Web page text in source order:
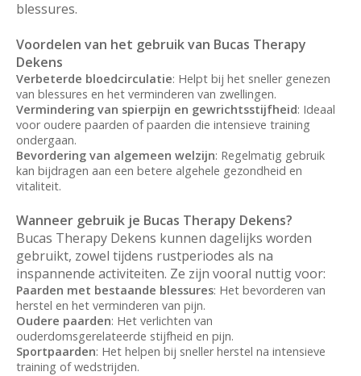
blessures.
Voordelen van het gebruik van Bucas Therapy
Dekens
Verbeterde bloedcirculatie: Helpt bij het sneller genezen
van blessures en het verminderen van zwellingen.
Vermindering van spierpijn en gewrichtsstijfheid: Ideaal
voor oudere paarden of paarden die intensieve training
ondergaan.
Bevordering van algemeen welzijn: Regelmatig gebruik
kan bijdragen aan een betere algehele gezondheid en
vitaliteit.
Wanneer gebruik je Bucas Therapy Dekens?
Bucas Therapy Dekens kunnen dagelijks worden
gebruikt, zowel tijdens rustperiodes als na
inspannende activiteiten. Ze zijn vooral nuttig voor:
Paarden met bestaande blessures: Het bevorderen van
herstel en het verminderen van pijn.
Oudere paarden: Het verlichten van
ouderdomsgerelateerde stijfheid en pijn.
Sportpaarden: Het helpen bij sneller herstel na intensieve
training of wedstrijden.